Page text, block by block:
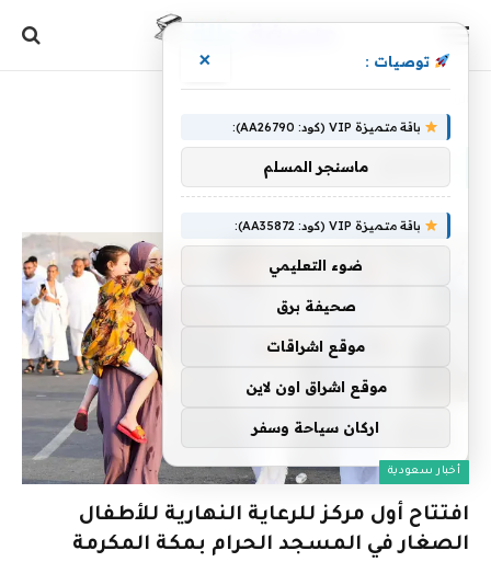
أخبار سعودية
افتتاح أول مركز للرعاية النهارية للأطفال
الصغار في المسجد الحرام بمكة المكرمة
توصيات : ×
باقة متميزة VIP (كود: AA26790):
ماسنجر المسلم
باقة متميزة VIP (كود: AA35872):
ضوء التعليمي
صحيفة برق
موقع اشراقات
موقع اشراق اون لاين
اركان سياحة وسفر